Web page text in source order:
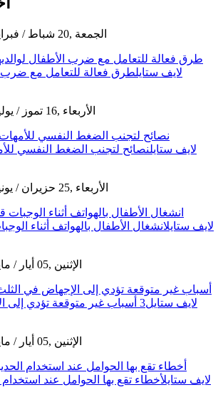
GMT 11:48 2026 الجمعة ,20 شباط / فبراير
طرق فعالة للتعامل مع ضرب الأطفال
GMT 00:48 2025 الأربعاء ,16 تموز / يوليو
نصائح لتجنب الضغط النفسي للأمهات
GMT 00:01 2025 الأربعاء ,25 حزيران / يونيو
انشغال الأطفال بالهواتف أثناء الوجبات
GMT 19:23 2025 الإثنين ,05 أيار / مايو
3 أسباب غير متوقعة تؤدي إلى الإجهاض في
GMT 19:13 2025 الإثنين ,05 أيار / مايو
أخطاء تقع بها الحوامل عند استخدام